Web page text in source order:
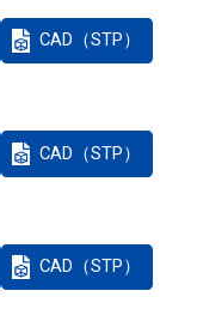
CAD（STP）
CAD（STP）
CAD（STP）